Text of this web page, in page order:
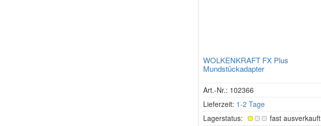
WOLKENKRAFT FX Plus
Mundstückadapter
Art.-Nr.: 102366
Lieferzeit: 1-2 Tage
Lagerstatus:
fast ausverkauft